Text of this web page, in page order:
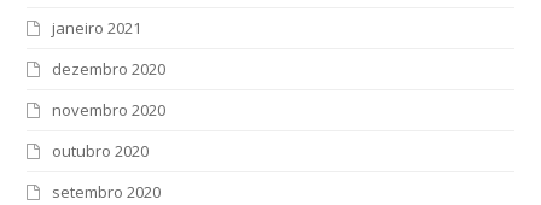
janeiro 2021
dezembro 2020
novembro 2020
outubro 2020
setembro 2020